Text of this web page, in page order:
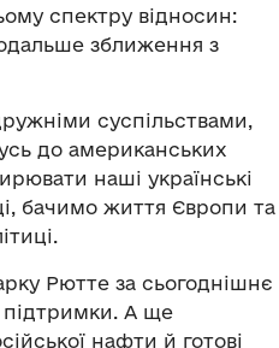
спектру відносин:
зближення з
суспільствами,
до американських
наші українські
бачимо життя Європи та
Рютте за сьогоднішнє
підтримки. А ще
нафти й готові